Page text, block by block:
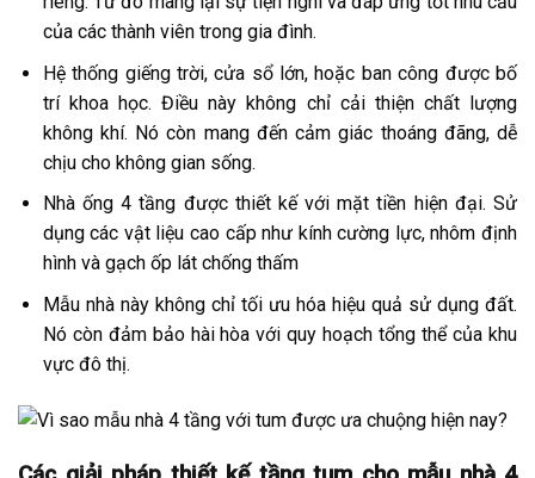
của các thành viên trong gia đình.
Hệ thống giếng trời, cửa sổ lớn, hoặc ban công được bố
trí khoa học. Điều này không chỉ cải thiện chất lượng
không khí. Nó còn mang đến cảm giác thoáng đãng, dễ
chịu cho không gian sống.
Nhà ống 4 tầng được thiết kế với mặt tiền hiện đại. Sử
dụng các vật liệu cao cấp như kính cường lực, nhôm định
hình và gạch ốp lát chống thấm
Mẫu nhà này không chỉ tối ưu hóa hiệu quả sử dụng đất.
Nó còn đảm bảo hài hòa với quy hoạch tổng thể của khu
vực đô thị.